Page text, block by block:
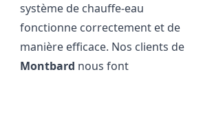
système de chauffe-eau
fonctionne correctement et de
manière efficace. Nos clients de
Montbard nous font